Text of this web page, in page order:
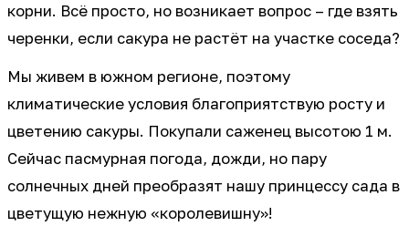
корни. Всё просто, но возникает вопрос – где взять
черенки, если сакура не растёт на участке соседа?
Мы живем в южном регионе, поэтому
климатические условия благоприятствую росту и
цветению сакуры. Покупали саженец высотою 1 м.
Сейчас пасмурная погода, дожди, но пару
солнечных дней преобразят нашу принцессу сада в
цветущую нежную «королевишну»!